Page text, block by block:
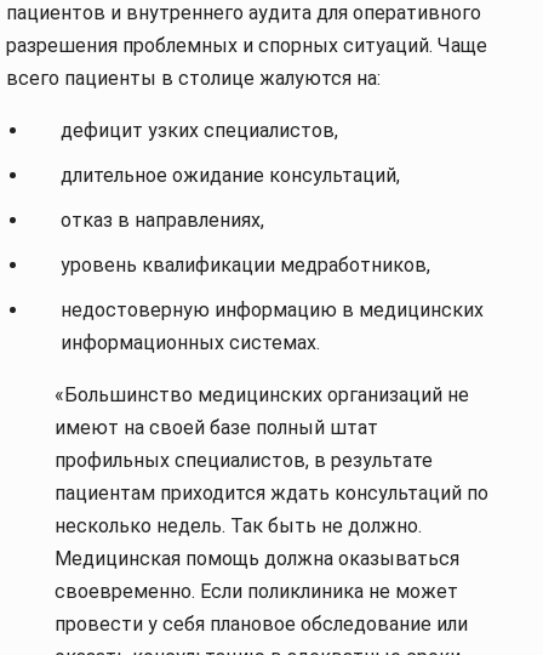
пациентов и внутреннего аудита для оперативного
разрешения проблемных и спорных ситуаций. Чаще
всего пациенты в столице жалуются на:
дефицит узких специалистов,
длительное ожидание консультаций,
отказ в направлениях,
уровень квалификации медработников,
недостоверную информацию в медицинских
информационных системах.
«Большинство медицинских организаций не
имеют на своей базе полный штат
профильных специалистов, в результате
пациентам приходится ждать консультаций по
несколько недель. Так быть не должно.
Медицинская помощь должна оказываться
своевременно. Если поликлиника не может
провести у себя плановое обследование или